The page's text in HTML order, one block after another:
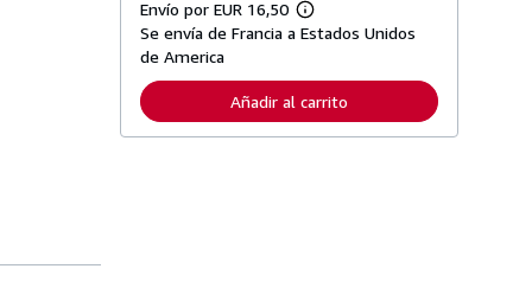
Envío por EUR 16,50
M
á
f
o
r
Se envía de Francia a Estados Unidos
de America
Añadir al carrito